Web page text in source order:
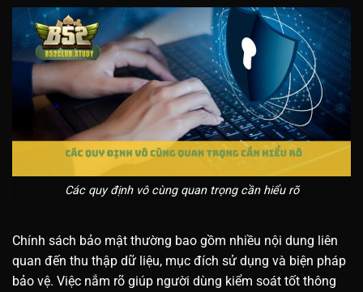
Các quy định vô cùng quan trọng cần hiểu rõ
Chính sách bảo mật thường bao gồm nhiều nội dung liên
quan đến thu thập dữ liệu, mục đích sử dụng và biện pháp
bảo vệ. Việc nắm rõ giúp người dùng kiểm soát tốt thông